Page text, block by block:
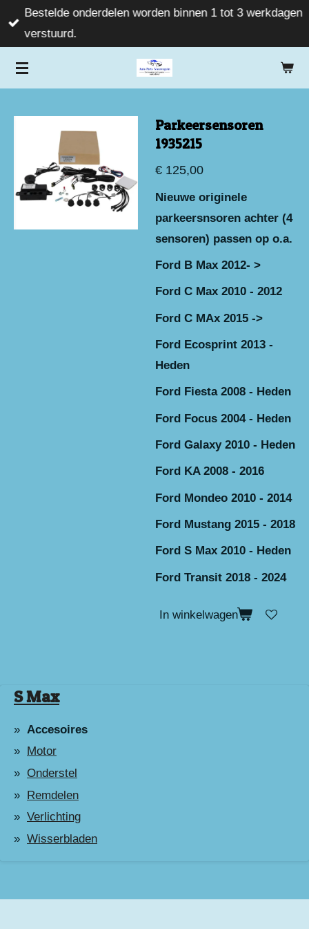
Ga
direct
de
Bestelde onderdelen worden binnen 1 tot 3 werkdagen
verstuurd.
Parkeersensoren
1935215
€ 125,00
Nieuwe originele
parkeersnsoren achter (4
sensoren) passen op o.a.
Ford B Max 2012- >
Ford C Max 2010 - 2012
Ford C MAx 2015 ->
Ford Ecosprint 2013 -
Heden
Ford Fiesta 2008 - Heden
Ford Focus 2004 - Heden
Ford Galaxy 2010 - Heden
Ford KA 2008 - 2016
Ford Mondeo 2010 - 2014
Ford Mustang 2015 - 2018
Ford S Max 2010 - Heden
Ford Transit 2018 - 2024
In winkelwagen
S Max
Accesoires
Motor
Onderstel
Remdelen
Verlichting
Wisserbladen